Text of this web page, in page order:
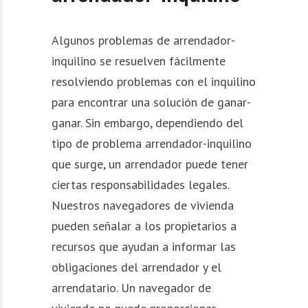
Algunos problemas de arrendador-
inquilino se resuelven fácilmente
resolviendo problemas con el inquilino
para encontrar una solución de ganar-
ganar. Sin embargo, dependiendo del
tipo de problema arrendador-inquilino
que surge, un arrendador puede tener
ciertas responsabilidades legales.
Nuestros navegadores de vivienda
pueden señalar a los propietarios a
recursos que ayudan a informar las
obligaciones del arrendador y el
arrendatario. Un navegador de